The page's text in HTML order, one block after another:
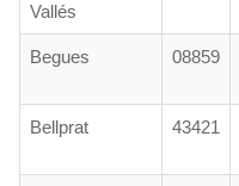
Vallés
Begues 08859
Bellprat 43421